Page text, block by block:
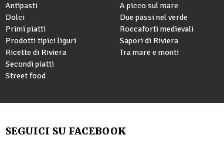
Antipasti
Dolci
Primi piatti
Prodotti tipici liguri
Ricette di Riviera
Secondi piatti
Street food
A picco sul mare
Due passi nel verde
Roccaforti medievali
Sapori di Riviera
Tra mare e monti
SEGUICI SU FACEBOOK